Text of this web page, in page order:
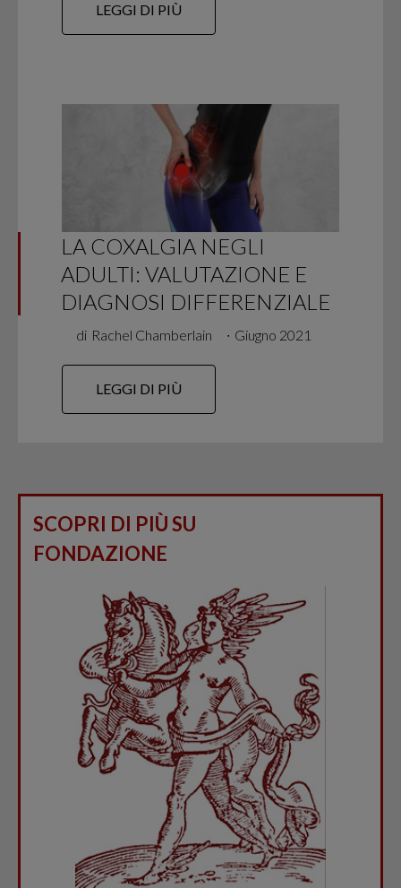
LEGGI DI PIÙ
LA COXALGIA NEGLI
ADULTI: VALUTAZIONE E
DIAGNOSI DIFFERENZIALE
di Rachel Chamberlain ∙ Giugno 2021
LEGGI DI PIÙ
SCOPRI DI PIÙ SU
FONDAZIONE